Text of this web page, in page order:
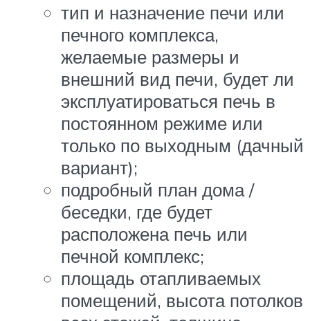
тип и назначение печи или
печного комплекса,
желаемые размеры и
внешний вид печи, будет ли
эксплуатироваться печь в
постоянном режиме или
только по выходным (дачный
вариант);
подробный план дома /
беседки, где будет
расположена печь или
печной комплекс;
площадь отапливаемых
помещений, высота потолков